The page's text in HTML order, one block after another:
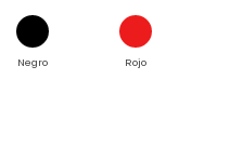
Negro Rojo